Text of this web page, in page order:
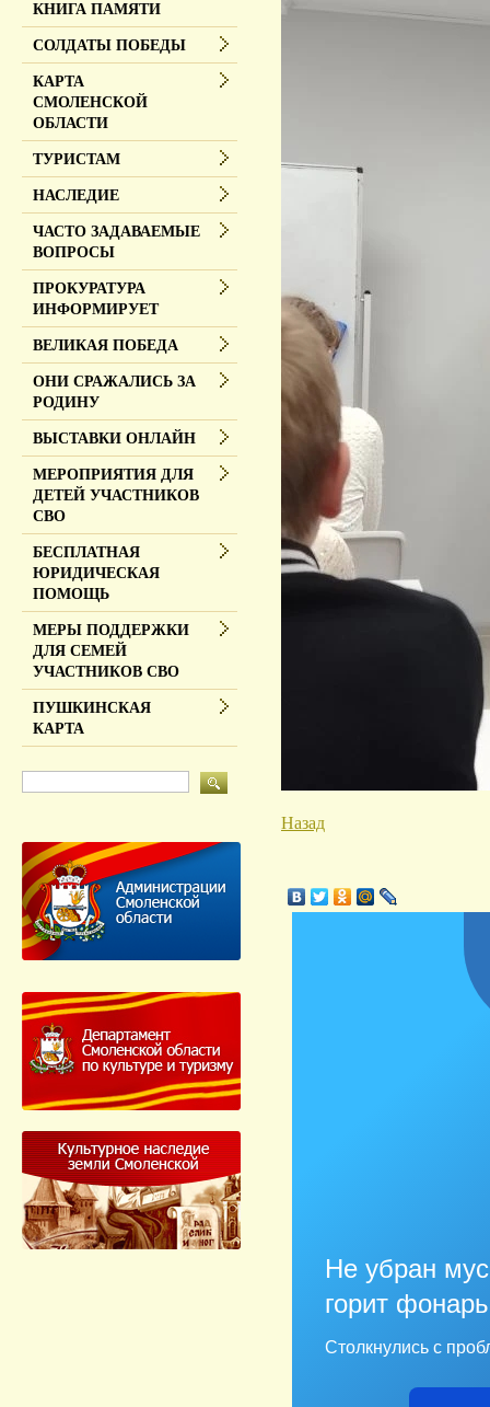
Назад
Не убран
горит
Столкнулись с
КНИГА ПАМЯТИ
СОЛДАТЫ ПОБЕДЫ
КАРТА
СМОЛЕНСКОЙ
ОБЛАСТИ
ТУРИСТАМ
НАСЛЕДИЕ
ЧАСТО ЗАДАВАЕМЫЕ
ВОПРОСЫ
ПРОКУРАТУРА
ИНФОРМИРУЕТ
ВЕЛИКАЯ ПОБЕДА
ОНИ СРАЖАЛИСЬ ЗА
РОДИНУ
ВЫСТАВКИ ОНЛАЙН
МЕРОПРИЯТИЯ ДЛЯ
ДЕТЕЙ УЧАСТНИКОВ
СВО
БЕСПЛАТНАЯ
ЮРИДИЧЕСКАЯ
ПОМОЩЬ
МЕРЫ ПОДДЕРЖКИ
ДЛЯ СЕМЕЙ
УЧАСТНИКОВ СВО
ПУШКИНСКАЯ
КАРТА